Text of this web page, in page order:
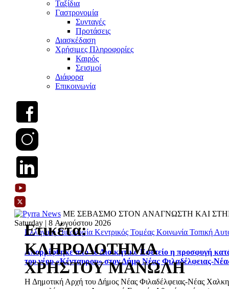
Ταξίδια
Γαστρονομία
Συνταγές
Προτάσεις
Διασκέδαση
Χρήσιμες Πληροφορίες
Καιρός
Σεισμοί
Διάφορα
Επικοινωνία
ΜΕ ΣΕΒΑΣΜΟ ΣΤΟΝ ΑΝΑΓΝΩΣΤΗ ΚΑΙ
Saturday | 8 Αυγούστου 2026
Ελληνική Οικονομία Κεντρικός Τομέας Κοινωνία Τοπική
Απορρίφθηκε από το Διοικητικό Εφετείο η προσφυγή
του νέου «Κένταυρου» στον Δήμο Νέας Φιλαδέλφειας-
Η Δημοτική Αρχή του Δήμος Νέας Φιλαδέλφειας-Νέας
Ετικέτα:
ΚΛΗΡΟΔΟΤΗΜΑ
ΧΡΗΣΤΟΥ ΜΑΝΩΛΗ